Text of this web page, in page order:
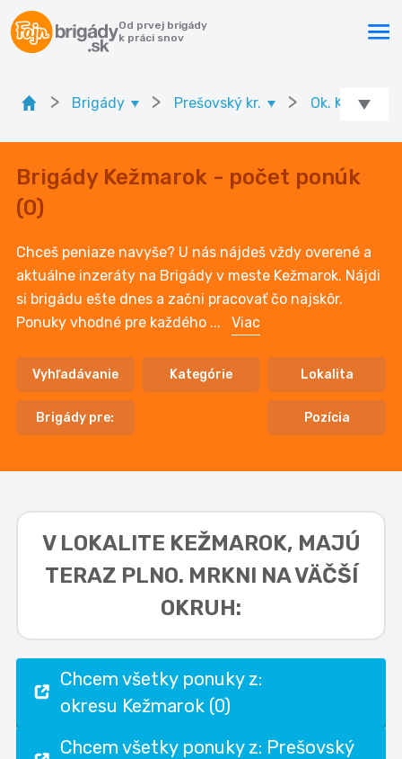
Od prvej brigády
k práci snov
> Brigády > Prešovský kr. > Ok. Kežmarok
Brigády Kežmarok - počet ponúk
(0)
Chceš peniaze navyše? U nás nájdeš vždy overené a
aktuálne inzeráty na Brigády v meste Kežmarok. Nájdi
si brigádu ešte dnes a začni pracovať čo najskôr.
Ponuky vhodné pre každého ... Viac
Vyhľadávanie Kategórie Lokalita
Brigády pre: Pozícia
V LOKALITE KEŽMAROK, MAJÚ
TERAZ PLNO. MRKNI NA VÄČŠÍ
OKRUH:
Chcem všetky ponuky z:
okresu Kežmarok (0)
Chcem všetky ponuky z: Prešovský